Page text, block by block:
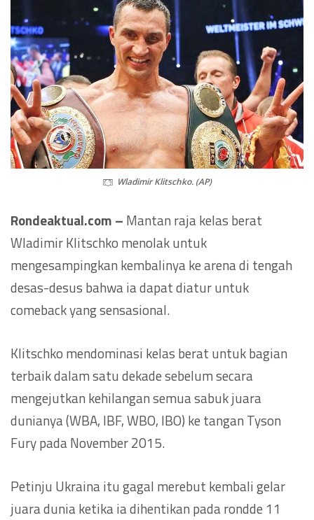
Wladimir Klitschko. (AP)
Rondeaktual.com – Mantan raja kelas berat
Wladimir Klitschko menolak untuk
mengesampingkan kembalinya ke arena di tengah
desas-desus bahwa ia dapat diatur untuk
comeback yang sensasional.
Klitschko mendominasi kelas berat untuk bagian
terbaik dalam satu dekade sebelum secara
mengejutkan kehilangan semua sabuk juara
dunianya (WBA, IBF, WBO, IBO) ke tangan Tyson
Fury pada November 2015.
Petinju Ukraina itu gagal merebut kembali gelar
juara dunia ketika ia dihentikan pada rondde 11